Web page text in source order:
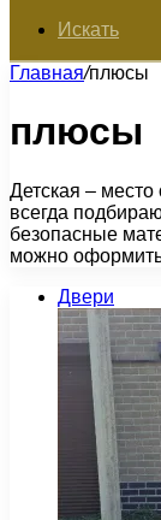
Искать
Главная/плюсы
плюсы
Детская – место
всегда
безопасные
можно
Двери